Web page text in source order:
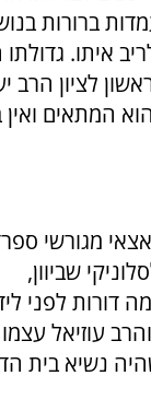
ברורות
איתו.
לציון הרב
המתאים
מגורשי
שביוון,
דורות לפני
עוזיאל עצמו
נשיא בית